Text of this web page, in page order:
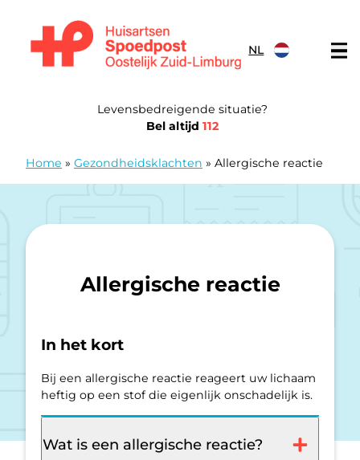
NL
Levensbedreigende situatie?
Bel altijd 112
Home » Gezondheidsklachten » Allergische reactie
Allergische reactie
In het kort
Bij een allergische reactie reageert uw lichaam
heftig op een stof die eigenlijk onschadelijk is.
Wat is een allergische reactie?